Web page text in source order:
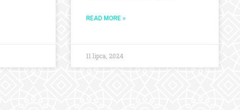
READ MORE »
11 lipca, 2024